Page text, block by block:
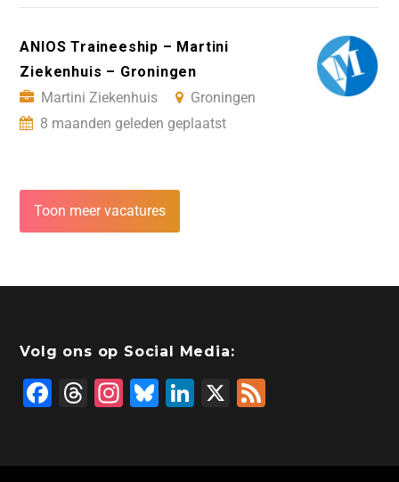
ANIOS Traineeship – Martini
Ziekenhuis – Groningen
Martini Ziekenhuis
Groningen
8 maanden geleden geplaatst
Toon meer vacatures
Volg ons op Social Media:
F
T
In
Bl
Li
X